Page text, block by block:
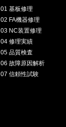
採用情報
01 基板修理
02 FA機器修理
03 NC装置修理
04 修理実績
05 品質検査
06 故障原因解析
07 信頼性試験